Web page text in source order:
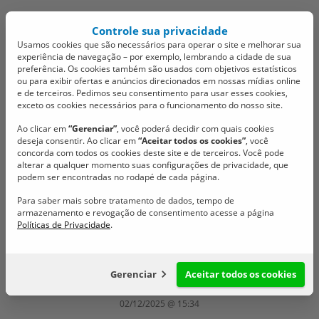
Vereadores analisam
matérias essenciais e
acompanham
lançamento de política
Primeira sessão ordinária de dezembro aprovou
importantes projetos
02/12/2025 @ 15:34
Controle sua privacidade
Usamos cookies que são necessários para operar o site e melhorar sua
experiência de navegação – por exemplo, lembrando a cidade de sua
preferência. Os cookies também são usados com objetivos estatísticos
ou para exibir ofertas e anúncios direcionados em nossas mídias online
e de terceiros. Pedimos seu consentimento para usar esses cookies,
exceto os cookies necessários para o funcionamento do nosso site.
Ao clicar em“Gerenciar”, você poderá decidir com quais cookies
deseja consentir. Ao clicar em“Aceitar todos os cookies”, você
concorda com todos os cookies deste site e de terceiros. Você pode
alterar a qualquer momento suas configurações de privacidade, que
podem ser encontradas no rodapé de cada página.
Para saber mais sobre tratamento de dados, tempo de
armazenamento e revogação de consentimento acesse a página
Políticas de Privacidade.
Gerenciar Aceitar todos os cookies